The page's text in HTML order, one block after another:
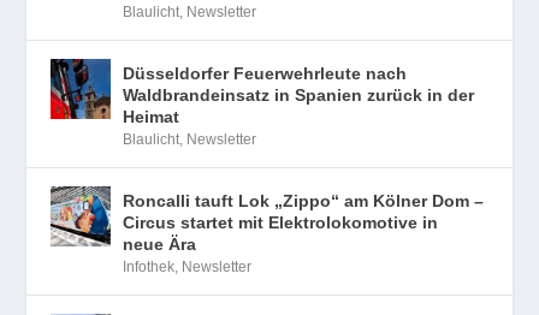
Blaulicht Newsletter
Düsseldorfer Feuerwehrleute nach
Waldbrandeinsatz in Spanien zurück in der
Heimat
Blaulicht Newsletter
Roncalli tauft Lok „Zippo“ am Kölner Dom –
Circus startet mit Elektrolokomotive in
neue Ära
Infothek Newsletter